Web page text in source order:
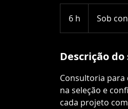
6 h
h
Sob
Descrição
Consultoria para
na seleção e
cada projeto